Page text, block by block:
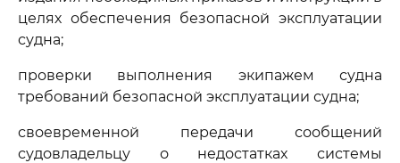
целях обеспечения безопасной эксплуатации
судна;
проверки выполнения экипажем судна
требований безопасной эксплуатации судна;
своевременной передачи сообщений
судовладельцу о недостатках системы